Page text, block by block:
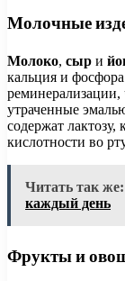
Молочные
Молоко, сыр и
кальция и
реминерализации,
утраченные
содержат
кислотности во
Читать так же:
каждый день
Фрукты и